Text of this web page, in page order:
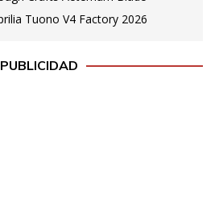
PUBLICIDAD